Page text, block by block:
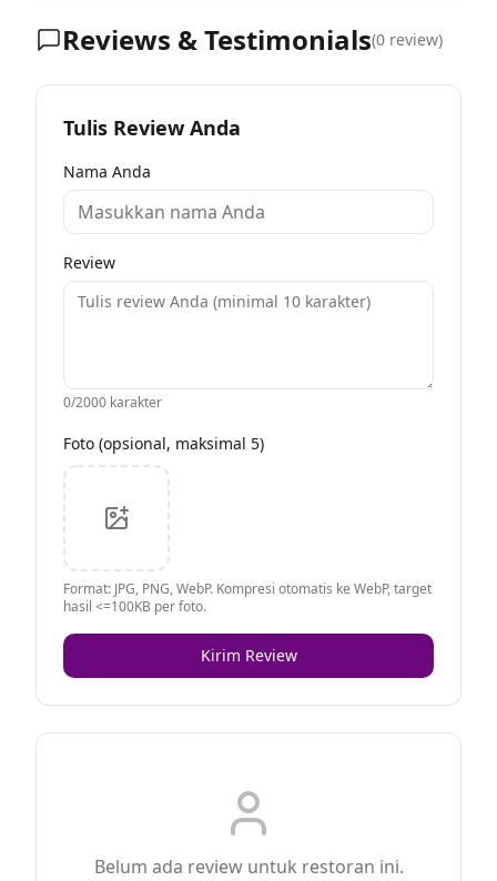
Reviews & Testimonials(0 review)
Tulis Review Anda
Nama Anda
Review
0/2000 karakter
Foto (opsional, maksimal 5)
Format: JPG, PNG, WebP. Kompresi otomatis ke WebP, target
hasil <=100KB per foto.
Kirim Review
Belum ada review untuk restoran ini.